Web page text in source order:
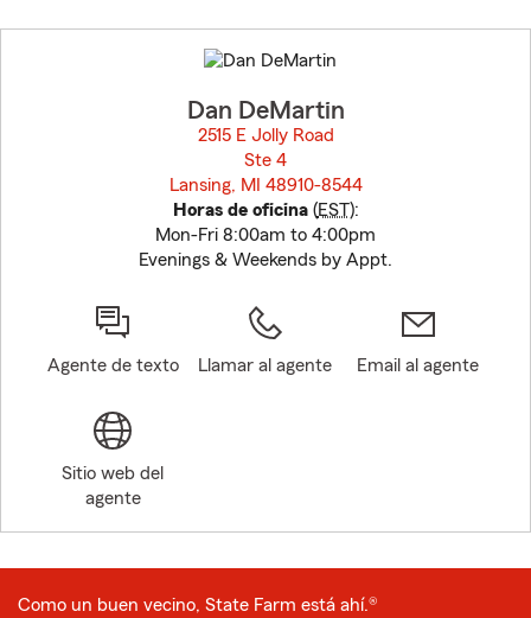
to
before
Dan DeMartin
2515 E Jolly Road
Ste 4
Lansing, MI 48910-8544
Horas de oficina(EST):
Mon-Fri 8:00am to 4:00pm
Evenings & Weekends by Appt.
Agente de texto Llamar al agente Email al agente
Sitio web del
agente
Como un buen vecino, State Farm está ahí.®